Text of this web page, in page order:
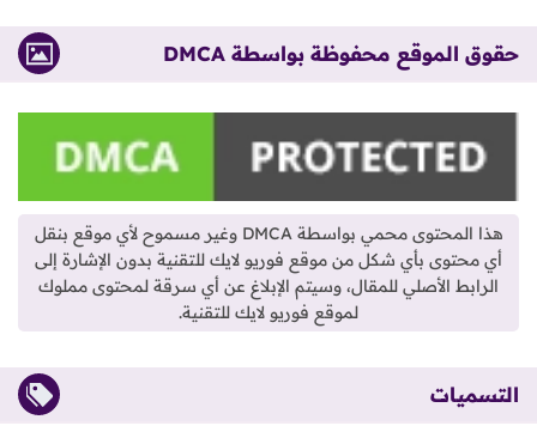
حقوق الموقع محفوظة بواسطة DMCA
هذا المحتوى محمي بواسطة DMCA وغير مسموح لأي موقع بنقل
أي محتوى بأي شكل من موقع فوريو لايك للتقنية بدون الإشارة إلى
الرابط الأصلي للمقال، وسيتم الإبلاغ عن أي سرقة لمحتوى مملوك
لموقع فوريو لايك للتقنية.
التسميات